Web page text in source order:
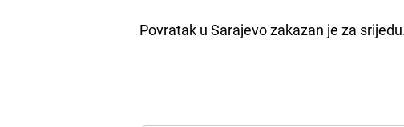
Povratak u Sarajevo zakazan je za